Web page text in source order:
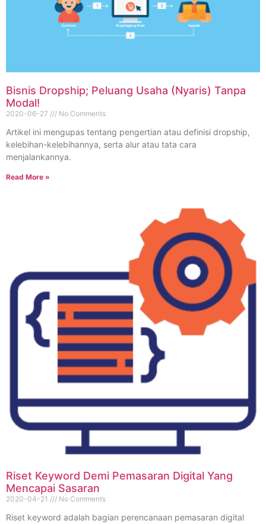
Bisnis Dropship; Peluang Usaha (Nyaris) Tanpa
Modal!
2020-06-27 No Comments
Artikel ini mengupas tentang pengertian atau definisi dropship,
kelebihan-kelebihannya, serta alur atau tata cara
menjalankannya.
Read More »
Riset Keyword Demi Pemasaran Digital Yang
Mencapai Sasaran
2020-04-21 No Comments
Riset keyword adalah bagian perencanaan pemasaran digital